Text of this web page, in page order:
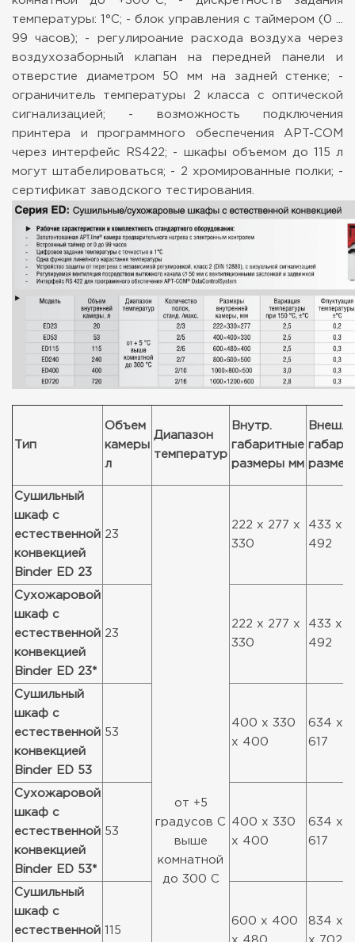
температуры: 1°C; - блок управления с таймером (0 ...
99 часов); - регулироание расхода воздуха через
воздухозаборный клапан на передней панели и
отверстие диаметром 50 мм на задней стенке; -
ограничитель температуры 2 класса с оптической
сигнализацией; - возможность подключения
принтера и программного обеспечения APT-COM
через интерфейс RS422; - шкафы объемом до 115 л
могут штабелироваться; - 2 хромированные полки; -
сертификат заводского тестирования.
Тип
Объем
камеры
л
Диапазон
температур
Внутр.
габаритные
размеры мм
Внеш.
Сушильный
шкаф с
естественной
конвекцией
Binder ED 23
23
от +5
градусов С
выше
комнатной
до 300 С
222 x 277 x
330
433 x
492
Сухожаровой
шкаф с
естественной
конвекцией
Binder ED 23*
23
222 x 277 x
330
433 x
492
Сушильный
шкаф с
естественной
конвекцией
Binder ED 53
53
400 x 330
x 400
634 x
617
Сухожаровой
шкаф с
естественной
конвекцией
Binder ED 53*
53
400 x 330
x 400
634 x
617
Сушильный
шкаф с
естественной 115
600 x 400
834 x